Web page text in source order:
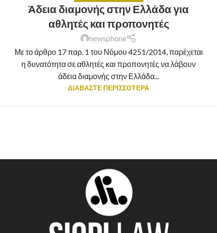
Άδεια διαμονής στην Ελλάδα για
αθλητές και προπονητές
newsphone
Με το άρθρο 17 παρ. 1 του Νόμου 4251/2014, παρέχεται
η δυνατότητα σε αθλητές και προπονητές να λάβουν
άδεια διαμονής στην Ελλάδα...
ΔΙΑΒΑΣΤΕ ΠΕΡΙΣΣΟΤΕΡΑ